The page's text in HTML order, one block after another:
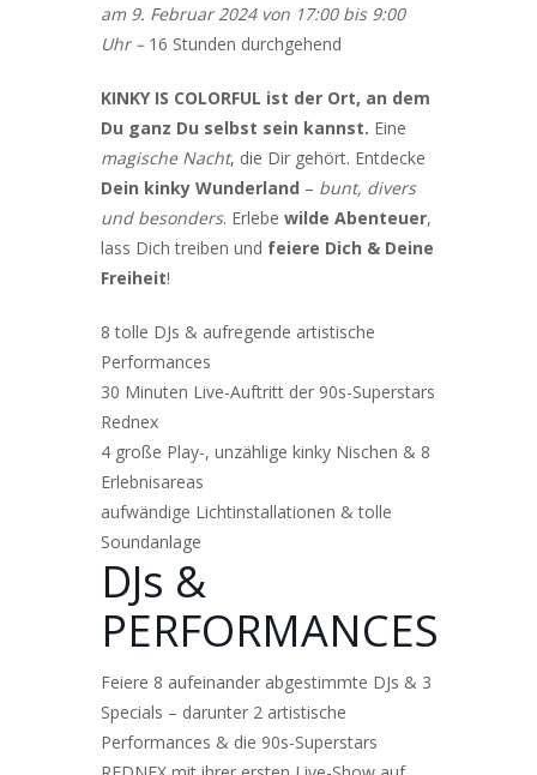
am 9. Februar 2024 von 17:00 bis 9:00
Uhr – 16 Stunden durchgehend
KINKY IS COLORFUL ist der Ort, an dem
Du ganz Du selbst sein kannst. Eine
magische Nacht, die Dir gehört. Entdecke
Dein kinky Wunderland – bunt, divers
und besonders. Erlebe wilde Abenteuer,
lass Dich treiben und feiere Dich & Deine
Freiheit!
8 tolle DJs & aufregende artistische
Performances
30 Minuten Live-Auftritt der 90s-Superstars
Rednex
4 große Play-, unzählige kinky Nischen & 8
Erlebnisareas
aufwändige Lichtinstallationen & tolle
Soundanlage
DJs &
PERFORMANCES
Feiere 8 aufeinander abgestimmte DJs & 3
Specials – darunter 2 artistische
Performances & die 90s-Superstars